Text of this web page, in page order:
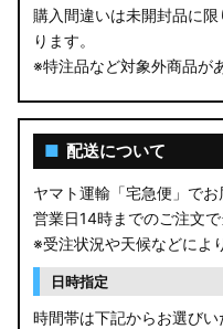
購入間違いは未開封品に
ります。
※特注品など対象外商品が
■ 配送について
ヤマト運輸「宅急便」でお
営業日14時までのご注文で
※受注状況や天候などによ
日時指定
時間帯は下記からお選びい